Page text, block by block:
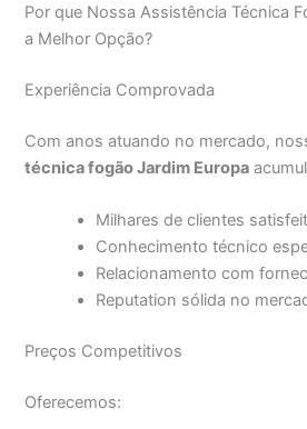
Por que Nossa Assistência Técnica
a Melhor Opção?
Experiência Comprovada
Com anos atuando no mercado,
técnica fogão Jardim Europa
Milhares de clientes
Conhecimento técnico
Relacionamento com
Reputation sólida no
Preços Competitivos
Oferecemos: